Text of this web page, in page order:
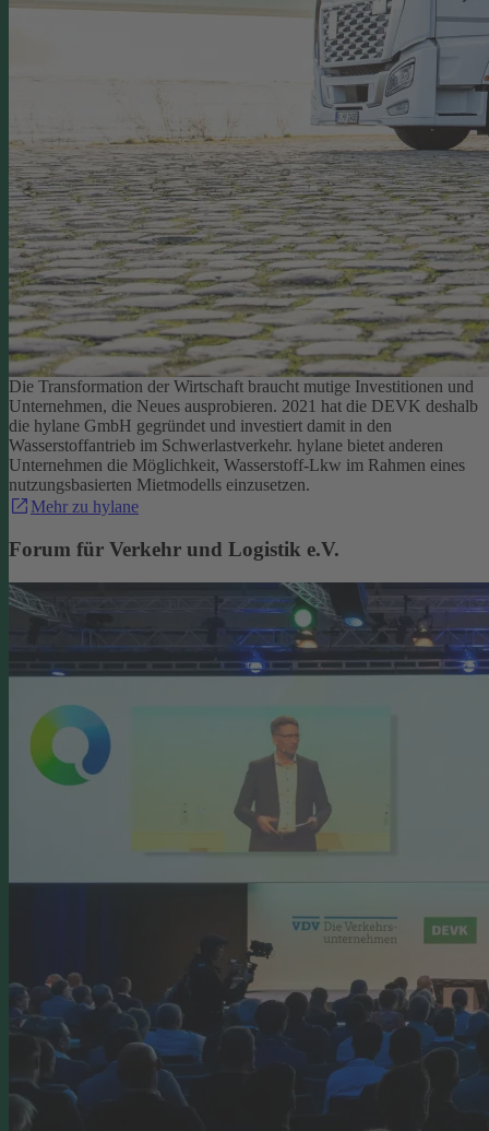
Die Transformation der Wirtschaft braucht mutige Investitionen und
Unternehmen, die Neues ausprobieren. 2021 hat die DEVK deshalb
die hylane GmbH gegründet und investiert damit in den
Wasserstoffantrieb im Schwerlastverkehr. hylane bietet anderen
Unternehmen die Möglichkeit, Wasserstoff-Lkw im Rahmen eines
nutzungsbasierten Mietmodells einzusetzen.
Mehr zu hylane
Forum für Verkehr und Logistik e.V.